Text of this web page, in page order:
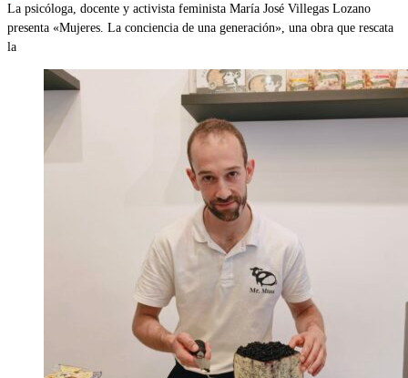
La psicóloga, docente y activista feminista María José Villegas Lozano
presenta «Mujeres. La conciencia de una generación», una obra que rescata
la